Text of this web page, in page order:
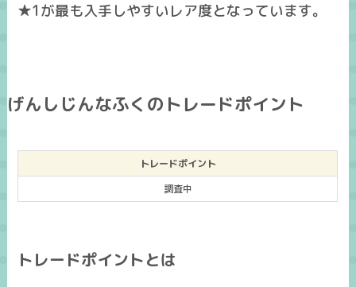
★1が最も入手しやすいレア度となっています。
げんしじんなふくのトレードポイント
トレードポイント
調査中
トレードポイントとは